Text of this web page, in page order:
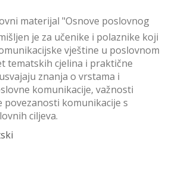
materijal "Osnove poslovnog
je za učenike i polaznike koji
vještine u poslovnom
tematskih cjelina i praktične
znanja o vrstama i
komunikacije, važnosti
komunikacije s
ciljeva.